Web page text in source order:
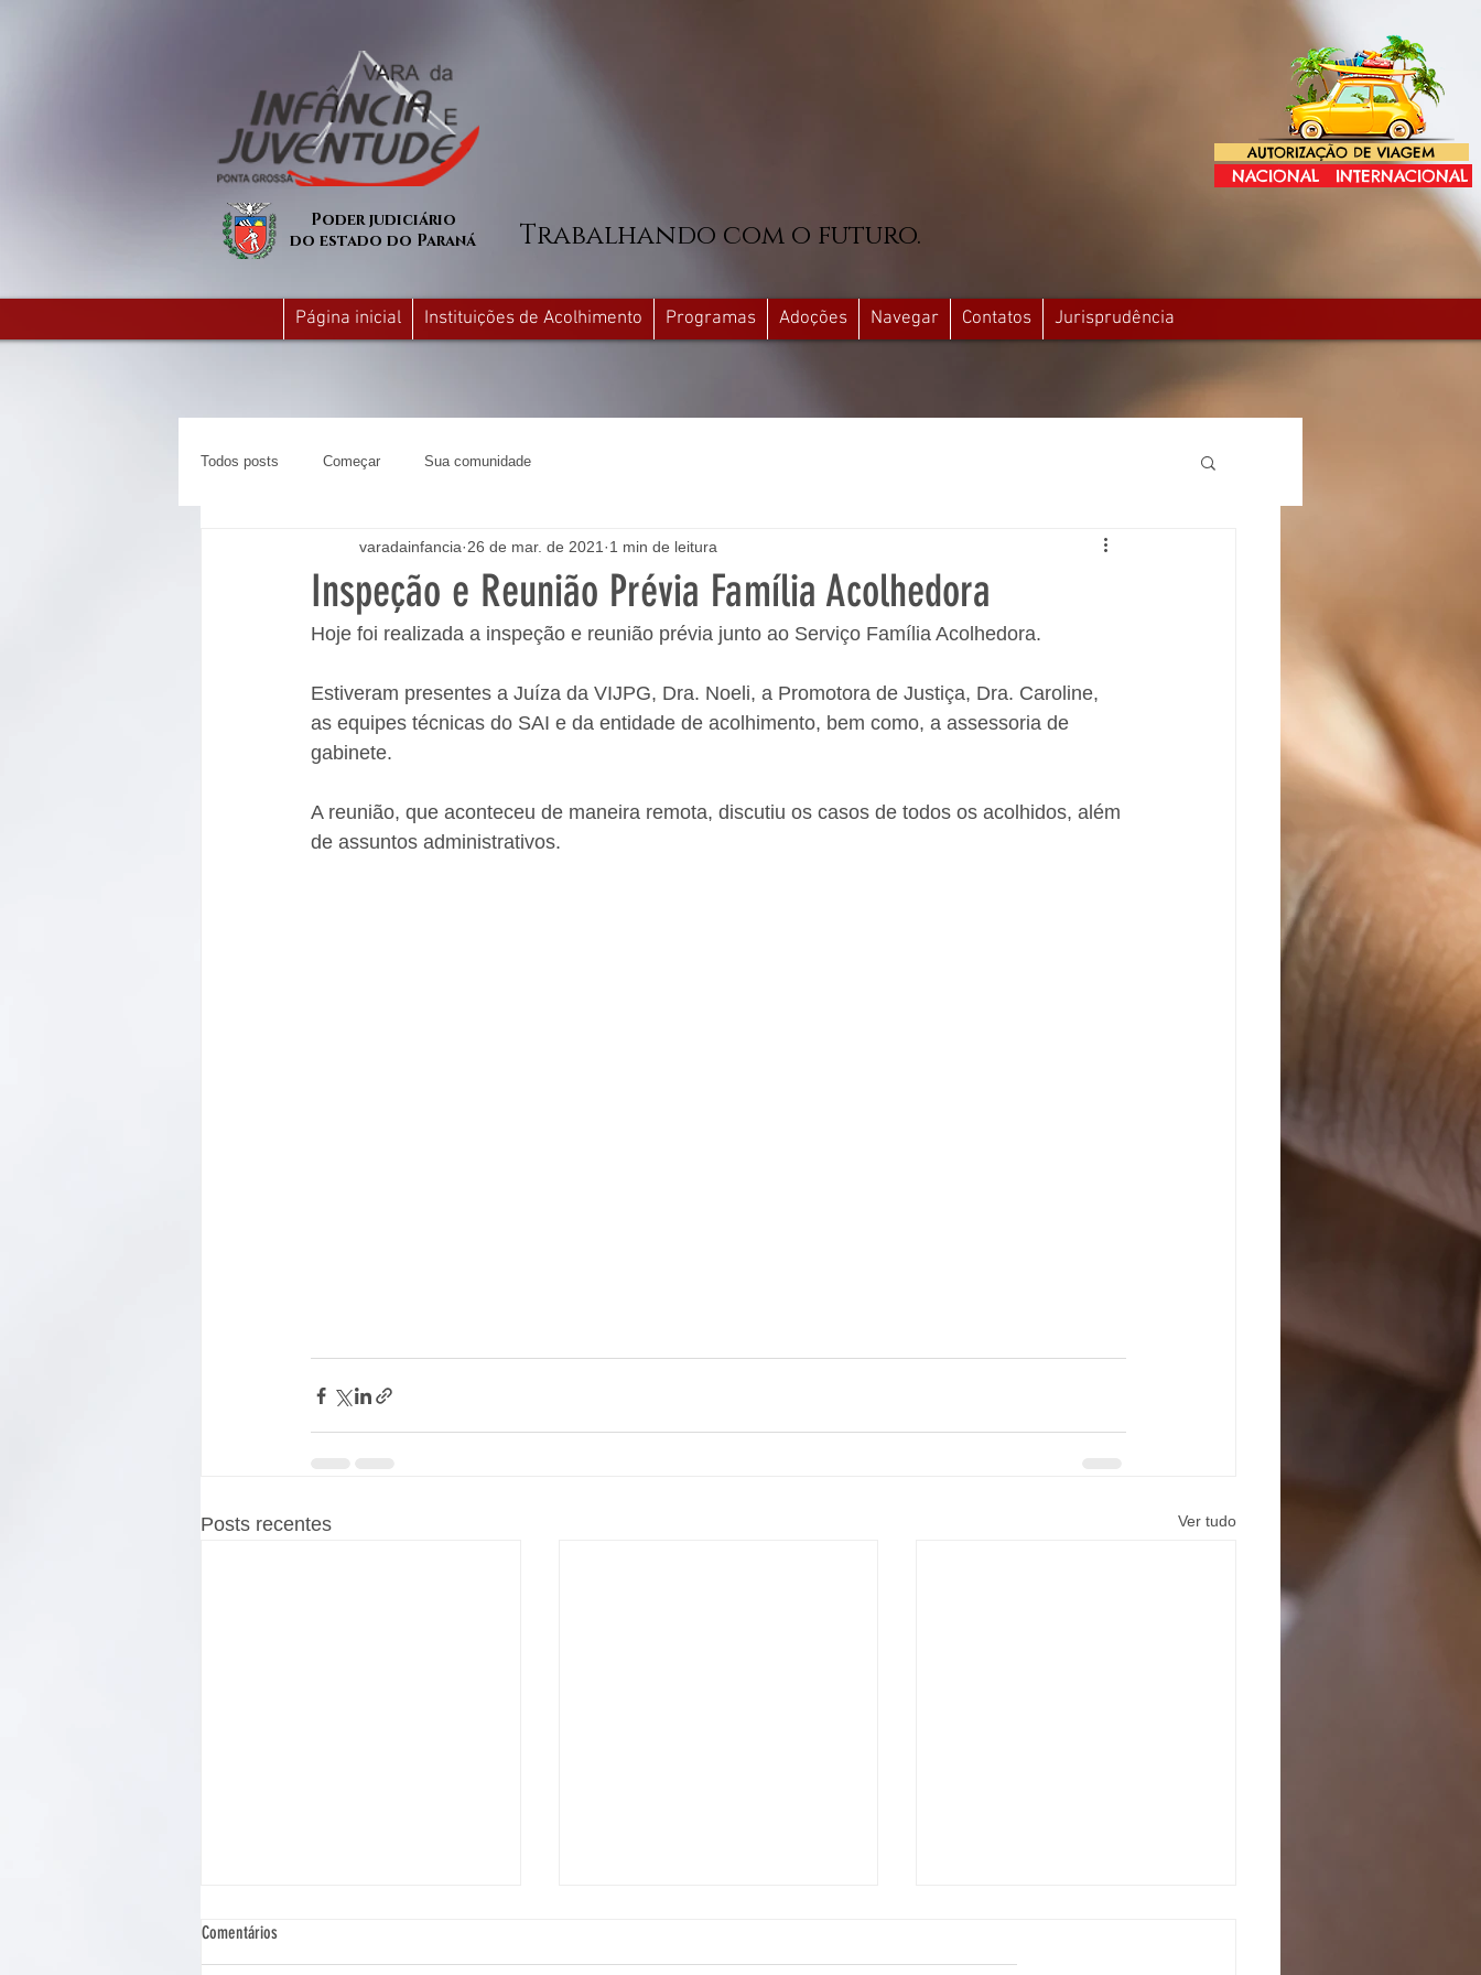
AUTORIZAÇÃO DE VIAGEM
NACIONAL INTERNACIONAL
Poder judiciário
do estado do Paraná
Trabalhando com o futuro.
Página inicial Instituições de Acolhimento Programas Adoções Navegar Contatos Jurisprudência
Todos posts Começar Sua comunidade
Inspeção e Reunião Prévia Família Acolhedora
varadainfancia 26 de mar. de 2021 1 min de leitura
Hoje foi realizada a inspeção e reunião prévia junto ao Serviço Família Acolhedora.
Estiveram presentes a Juíza da VIJPG, Dra. Noeli, a Promotora de Justiça, Dra. Caroline,
as equipes técnicas do SAI e da entidade de acolhimento, bem como, a assessoria de
gabinete.
A reunião, que aconteceu de maneira remota, discutiu os casos de todos os acolhidos, além
de assuntos administrativos.
Posts recentes Ver tudo
Comentários